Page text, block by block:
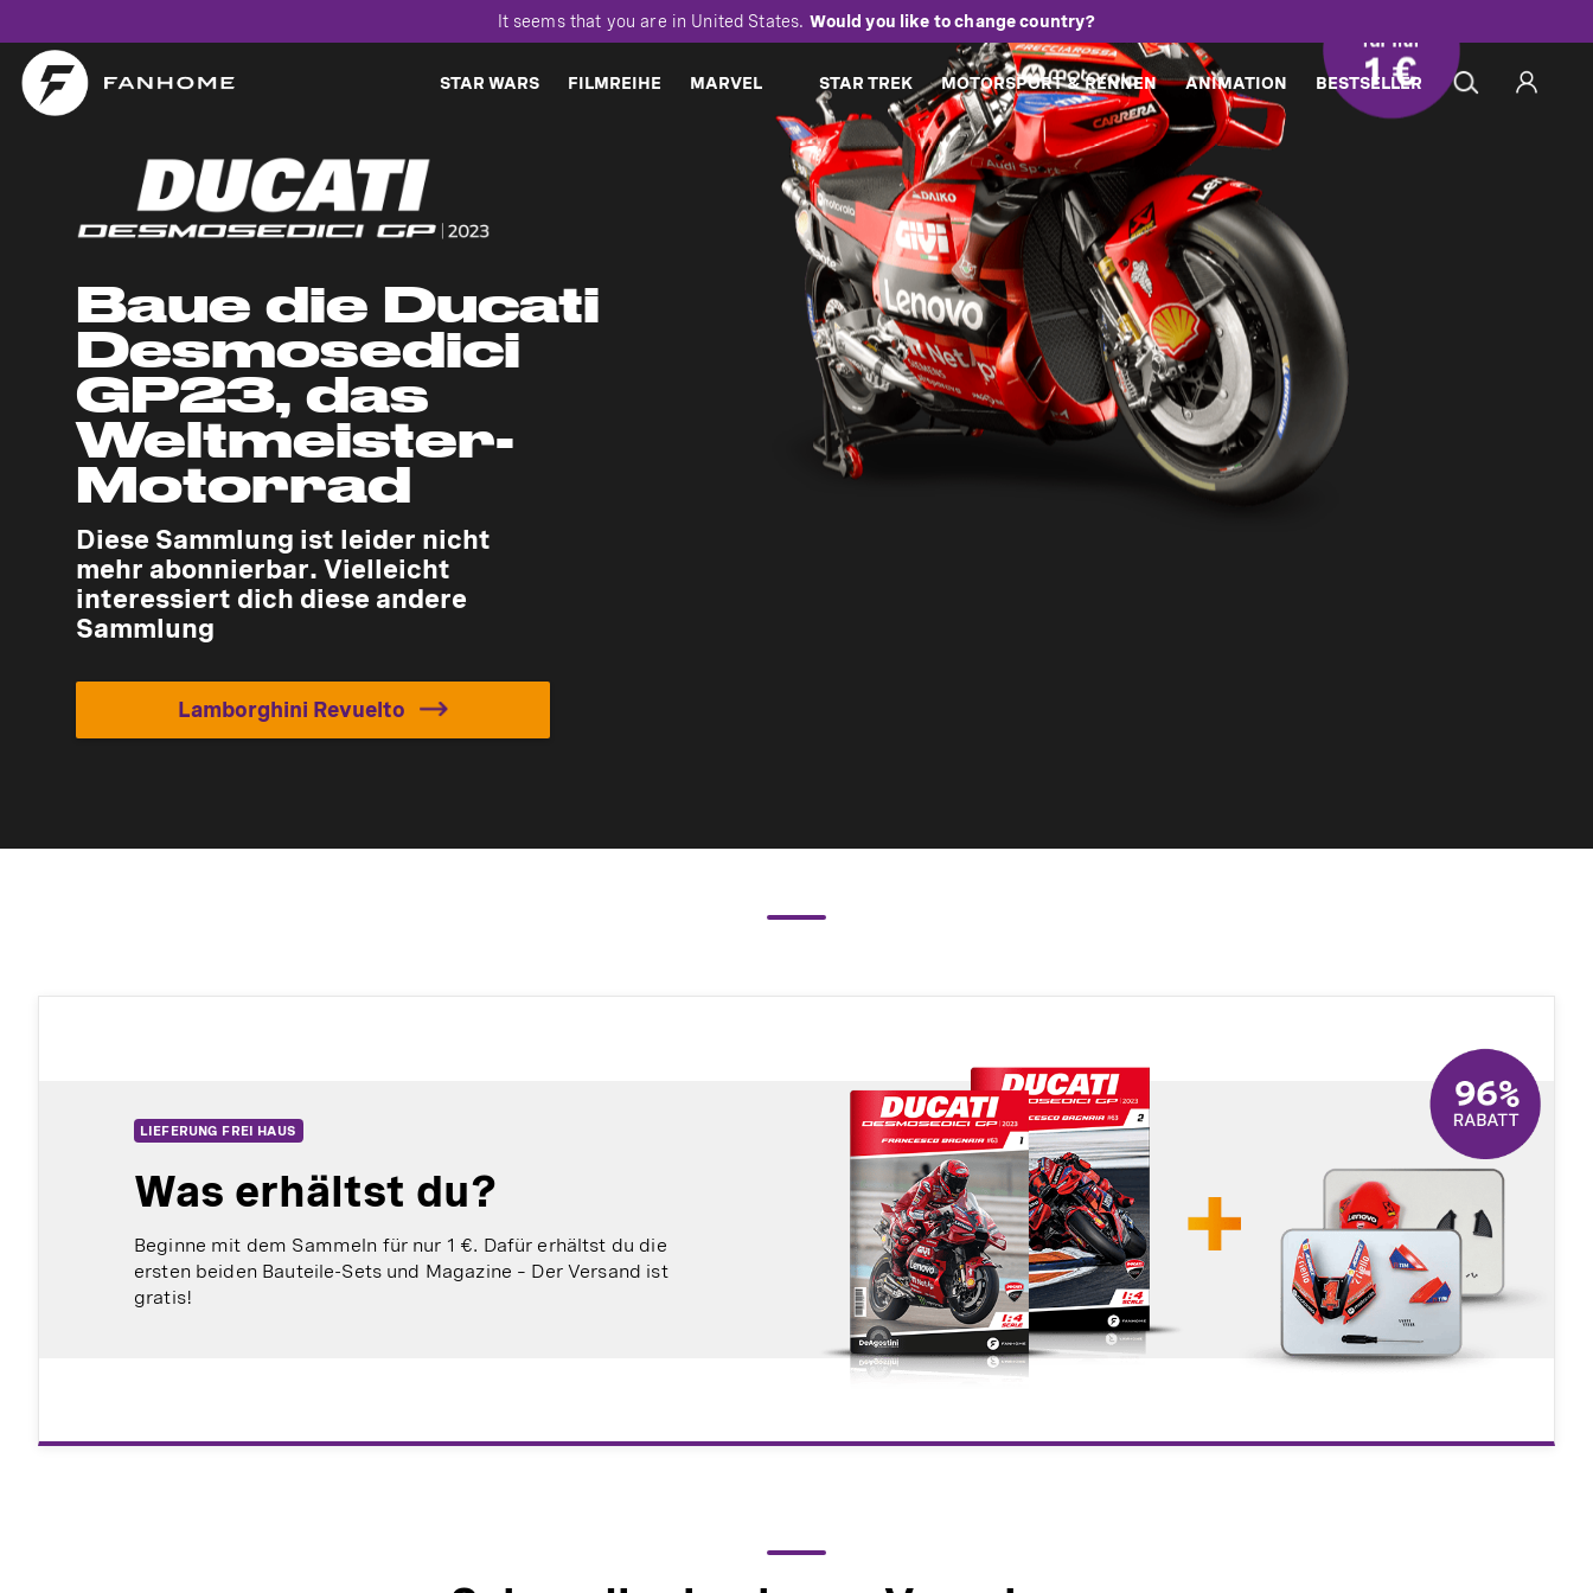
It seems that you are in United States. Would you like to change country?
STAR WARS FILMREIHE MARVEL STAR TREK MOTORSPORT & RENNEN ANIMATION BESTSELLER
Baue die Ducati
Desmosedici
GP23, das
Weltmeister-
Motorrad
Diese Sammlung ist leider nicht
mehr abonnierbar. Vielleicht
interessiert dich diese andere
Sammlung
Lamborghini Revuelto
LIEFERUNG FREI HAUS
Was erhältst du?
Beginne mit dem Sammeln für nur 1 €. Dafür erhältst du die
ersten beiden Bauteile-Sets und Magazine – Der Versand ist
gratis!